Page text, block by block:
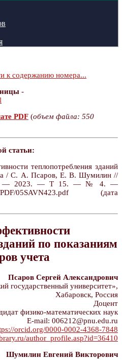
к содержанию номера...
-
PDF (объем файла: 550
статьи:
теплопотребления зданий
/ С. А. Псаров, Е. В. Шумилин //
— 2023. — Т 15. — № 4. —
05SAVN423.pdf (дата
по показаниям
учета
Псаров Сергей Александрович
государственный университет»,
Хабаровск, Россия
Доцент
физико-математических наук
E-mail: 006212@pnu.edu.ru
orcid.org/0000-0002-4368-7848
author_profile.asp?id=36410
Шумилин Евгений Викторович